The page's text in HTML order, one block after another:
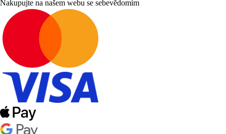
Nakupujte na našem webu se sebevědomím